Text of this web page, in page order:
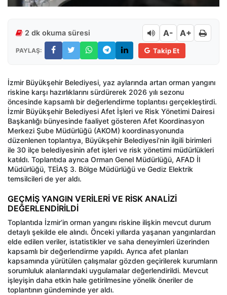
2 dk okuma süresi A- A+
PAYLAŞ: Takip Et
İzmir Büyükşehir Belediyesi, yaz aylarında artan orman yangını
riskine karşı hazırlıklarını sürdürerek 2026 yılı sezonu
öncesinde kapsamlı bir değerlendirme toplantısı gerçekleştirdi.
İzmir Büyükşehir Belediyesi Afet İşleri ve Risk Yönetimi Dairesi
Başkanlığı bünyesinde faaliyet gösteren Afet Koordinasyon
Merkezi Şube Müdürlüğü (AKOM) koordinasyonunda
düzenlenen toplantıya, Büyükşehir Belediyesi’nin ilgili birimleri
ile 30 ilçe belediyesinin afet işleri ve risk yönetimi müdürlükleri
katıldı. Toplantıda ayrıca Orman Genel Müdürlüğü, AFAD İl
Müdürlüğü, TEİAŞ 3. Bölge Müdürlüğü ve Gediz Elektrik
temsilcileri de yer aldı.
GEÇMİŞ YANGIN VERİLERİ VE RİSK ANALİZİ
DEĞERLENDİRİLDİ
Toplantıda İzmir’in orman yangını riskine ilişkin mevcut durum
detaylı şekilde ele alındı. Önceki yıllarda yaşanan yangınlardan
elde edilen veriler, istatistikler ve saha deneyimleri üzerinden
kapsamlı bir değerlendirme yapıldı. Ayrıca afet planları
kapsamında yürütülen çalışmalar gözden geçirilerek kurumların
sorumluluk alanlarındaki uygulamalar değerlendirildi. Mevcut
işleyişin daha etkin hale getirilmesine yönelik öneriler de
toplantının gündeminde yer aldı.